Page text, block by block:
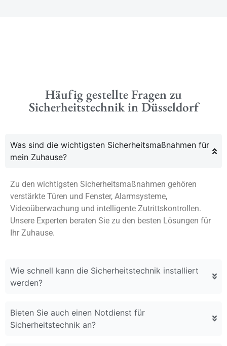
Häufig gestellte Fragen zu
Sicherheitstechnik in Düsseldorf
Was sind die wichtigsten Sicherheitsmaßnahmen für
mein Zuhause?
Zu den wichtigsten Sicherheitsmaßnahmen gehören
verstärkte Türen und Fenster, Alarmsysteme,
Videoüberwachung und intelligente Zutrittskontrollen.
Unsere Experten beraten Sie zu den besten Lösungen für
Ihr Zuhause.
Wie schnell kann die Sicherheitstechnik installiert
werden?
Bieten Sie auch einen Notdienst für
Sicherheitstechnik an?